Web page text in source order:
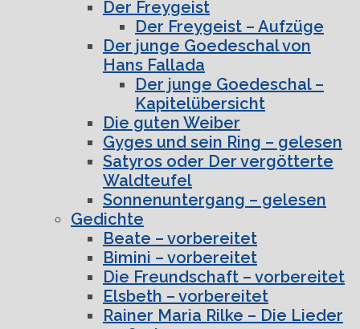
Der Freygeist
Der Freygeist – Aufzüge
Der junge Goedeschal von
Hans Fallada
Der junge Goedeschal –
Kapitelübersicht
Die guten Weiber
Gyges und sein Ring – gelesen
Satyros oder Der vergötterte
Waldteufel
Sonnenuntergang – gelesen
Gedichte
Beate – vorbereitet
Bimini – vorbereitet
Die Freundschaft – vorbereitet
Elsbeth – vorbereitet
Rainer Maria Rilke – Die Lieder